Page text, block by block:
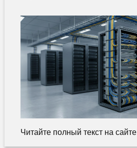
Читайте полный текст на сайте